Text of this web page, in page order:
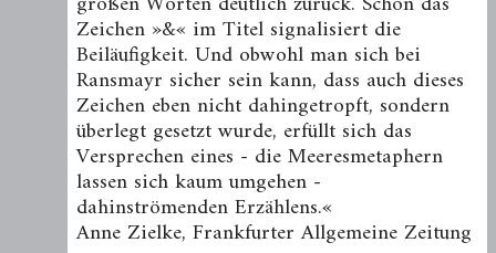
Zeichen »&« im Titel signalisiert die
Beiläufigkeit. Und obwohl man sich bei
Ransmayr sicher sein kann, dass auch dieses
Zeichen eben nicht dahingetropft, sondern
überlegt gesetzt wurde, erfüllt sich das
Versprechen eines - die Meeresmetaphern
lassen sich kaum umgehen -
dahinströmenden Erzählens.«
Anne Zielke, Frankfurter Allgemeine Zeitung